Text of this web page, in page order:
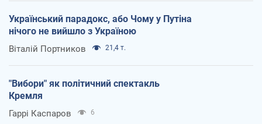
Український парадокс, або Чому у Путіна
нічого не вийшло з Україною
Віталій Портников 21,4 т.
"Вибори" як політичний спектакль
Кремля
Гаррі Каспаров 6